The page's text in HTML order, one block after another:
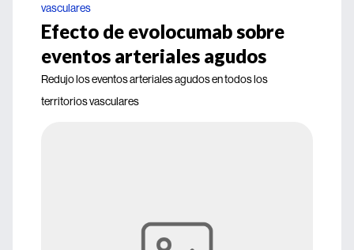
vasculares
Efecto de evolocumab sobre
eventos arteriales agudos
Redujo los eventos arteriales agudos en todos los
territorios vasculares